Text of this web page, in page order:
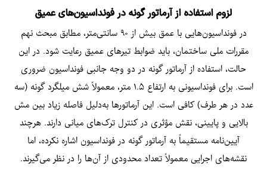
لزوم استفاده از آرماتور گونه در فونداسیون‌های عمیق
در فونداسیون‌هایی با عمق بیش از ۹۰ سانتی‌متر، مطابق مبحث نهم
مقررات ملی ساختمان، باید ضوابط تیرهای عمیق رعایت شود. در این
حالت، استفاده از آرماتور گونه در دو وجه جانبی فونداسیون ضروری
است. برای فونداسیونی به ارتفاع ۱.۵ متر، معمولاً شش میلگرد گونه (سه
عدد در هر طرف) کافی است. این آرماتورها به‌دلیل فاصله زیاد بین مش
بالایی و پایینی، نقش مؤثری در کنترل ترک‌های میانی دارند. هرچند
آیین‌نامه مستقیماً به آرماتور گونه در فونداسیون اشاره نکرده، اما
نقشه‌های اجرایی معمولاً تعداد محدودی از آن‌ها را در نظر می‌گیرند.